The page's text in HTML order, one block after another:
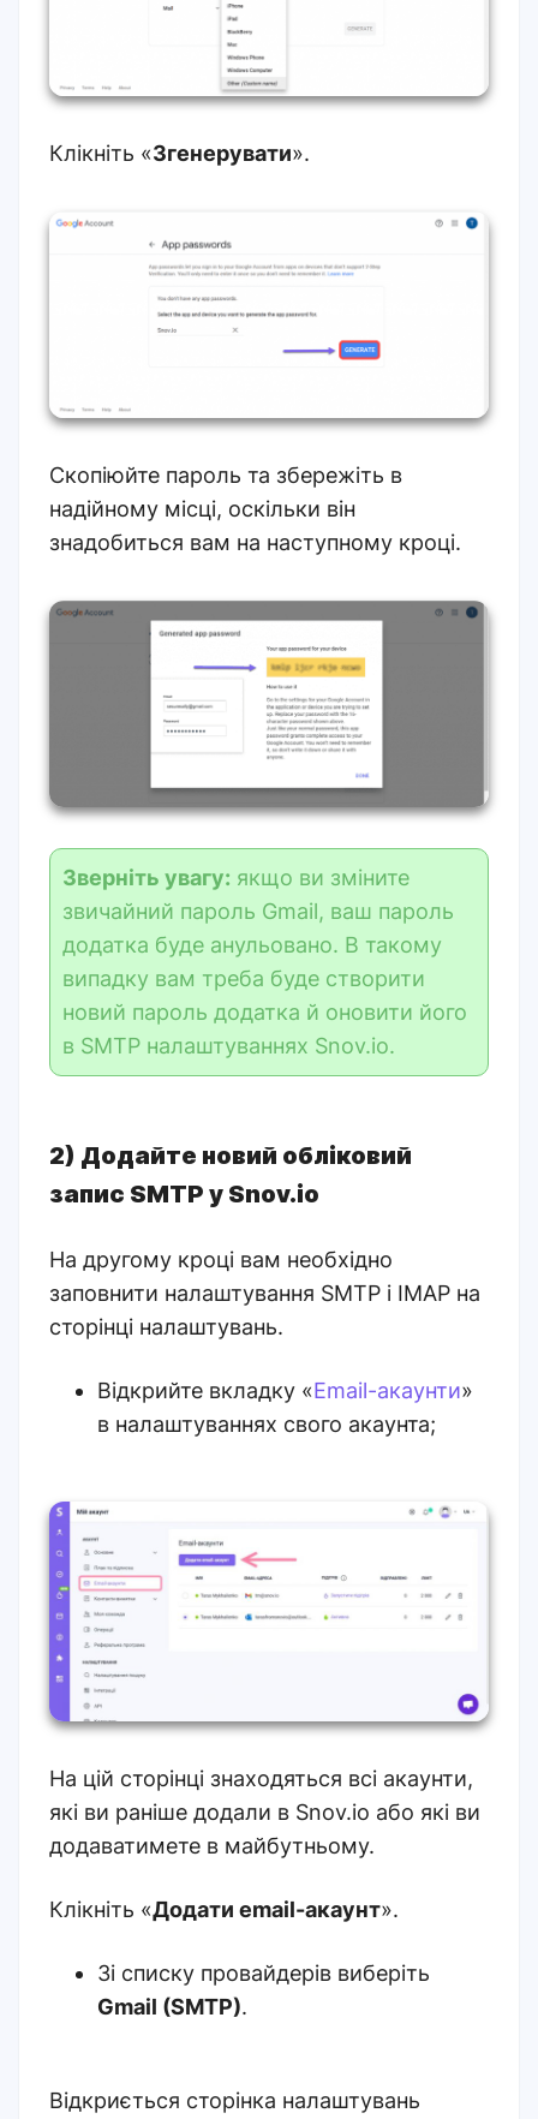
Клікніть «Згенерувати».
Скопіюйте пароль та збережіть в
надійному місці, оскільки він
знадобиться вам на наступному кроці.
Зверніть увагу: якщо ви зміните
звичайний пароль Gmail, ваш пароль
додатка буде анульовано. В такому
випадку вам треба буде створити
новий пароль додатка й оновити його
в SMTP налаштуваннях Snov.io.
2) Додайте новий обліковий
запис SMTP у Snov.io
На другому кроці вам необхідно
заповнити налаштування SMTP і IMAP на
сторінці налаштувань.
Відкрийте вкладку «Email-акаунти»
в налаштуваннях свого акаунта;
На цій сторінці знаходяться всі акаунти,
які ви раніше додали в Snov.io або які ви
додаватимете в майбутньому.
Клікніть «Додати email-акаунт».
Зі списку провайдерів виберіть
Gmail (SMTP).
Відкриється сторінка налаштувань